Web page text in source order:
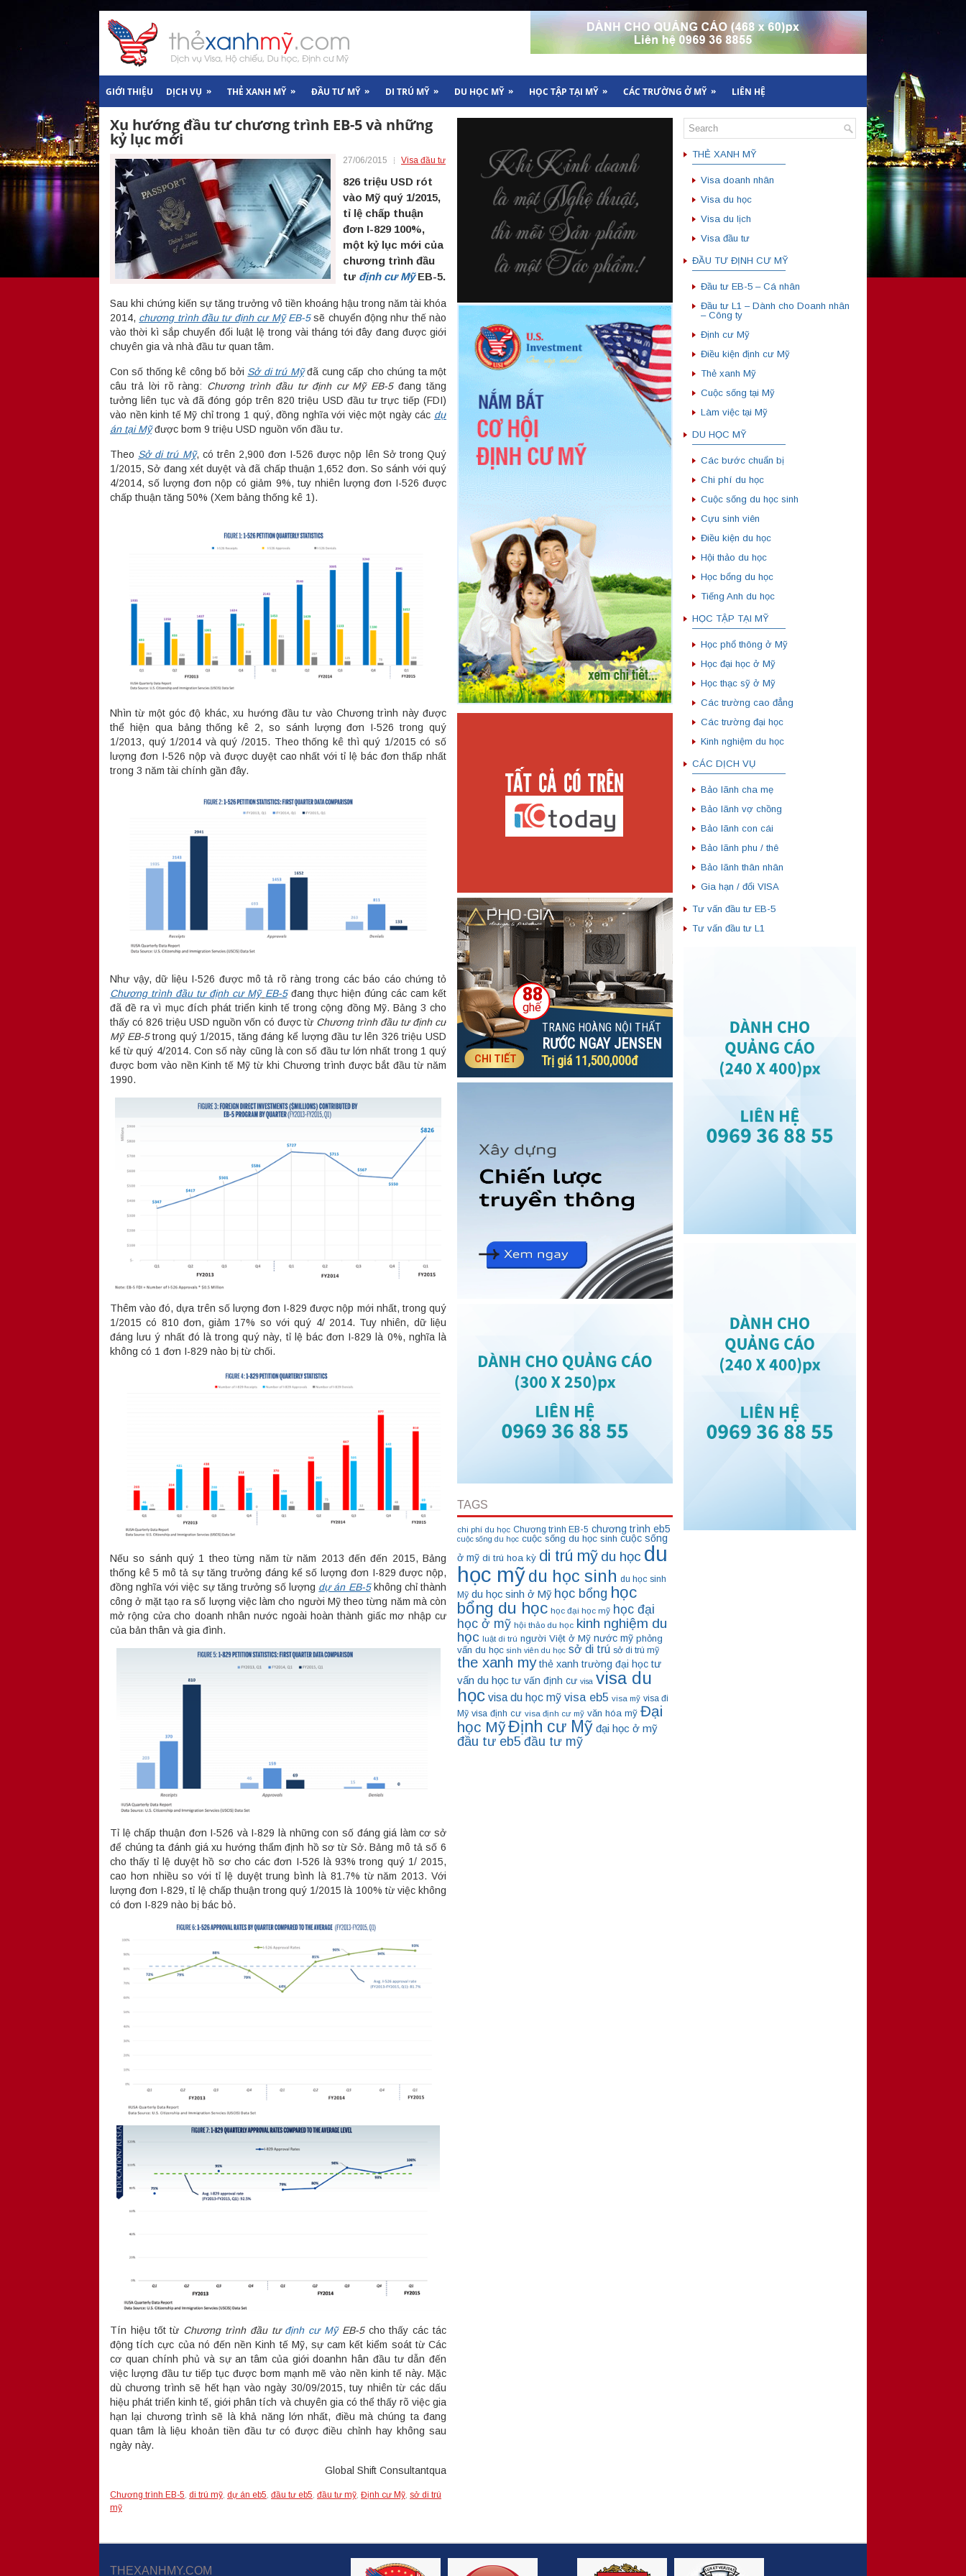
GIỚI THIỆU DỊCH VỤ » THẺ XANH MỸ » ĐẦU TƯ MỸ » DI TRÚ MỸ » DU HỌC MỸ » HỌC TẬP TẠI MỸ » CÁC TRƯỜNG Ở MỸ » LIÊN HỆ
Xu hướng đầu tư chương trình EB-5 và những
kỷ lục mới
27/06/2015 Visa đầu tư
826 triệu USD rót
vào Mỹ quý 1/2015,
tỉ lệ chấp thuận
đơn I-829 100%,
một kỷ lục mới của
chương trình đầu
tư định cư MỹEB-5.
Sau khi chứng kiến sự tăng trưởng vô tiền khoáng hậu trong năm tài khóa
2014, chương trình đầu tư định cư Mỹ EB-5sẽ chuyển động như thế nào
vào thời kì sắp chuyển đổi luật lệ trong vài tháng tới đây đang được giới
chuyên gia và nhà đầu tư quan tâm.
Con số thống kê công bố bởi Sở di trú Mỹđã cung cấp cho chúng ta một
câu trả lời rõ ràng: Chương trình đầu tư định cư Mỹ EB-5đang tăng
tưởng liên tục và đã đóng góp trên 820 triệu USD đầu tư trực tiếp (FDI)
vào nền kinh tế Mỹ chỉ trong 1 quý, đồng nghĩa với việc một ngày các dự
án tại Mỹđược bơm 9 triệu USD nguồn vốn đầu tư.
Theo Sở di trú Mỹ, có trên 2,900 đơn I-526 được nộp lên Sở trong Quý
1/2015, Sở đang xét duyệt và đã chấp thuận 1,652 đơn. So sánh với quý
4/2014, số lượng đơn nộp có giảm 9%, tuy nhiên lượng đơn I-526 được
chấp thuận tăng 50% (Xem bảng thống kê 1).
Nhìn từ một góc độ khác, xu hướng đầu tư vào Chương trình này được
thể hiện qua bảng thống kê 2, so sánh lượng đơn I-526 trong quý
1/2013, quý 1/2014 và quý /2015. Theo thống kê thì quý 1/2015 có số
lượng đơn I-526 nộp và được duyệt cao nhất với tỉ lệ bác đơn thấp nhất
trong 3 năm tài chính gần đây.
Như vậy, dữ liệu I-526 được mô tả rõ ràng trong các báo cáo chứng tỏ
Chương trình đầu tư định cư Mỹ EB-5đang thực hiện đúng các cam kết
đã đề ra vì mục đích phát triển kinh tế trong cộng đồng Mỹ. Bảng 3 cho
thấy có 826 triệu USD nguồn vốn có được từ Chương trình đầu tư định cư
Mỹ EB-5trong quý 1/2015, tăng đáng kể lượng đầu tư lên 326 triệu USD
kể từ quý 4/2014. Con số này cũng là con số đầu tư lớn nhất trong 1 quý
được bơm vào nền Kinh tế Mỹ từ khi Chương trình được bắt đầu từ năm
1990.
Thêm vào đó, dựa trên số lượng đơn I-829 được nộp mới nhất, trong quý
1/2015 có 810 đơn, giảm 17% so với quý 4/ 2014. Tuy nhiên, dữ liệu
đáng lưu ý nhất đó là trong quý này, tỉ lệ bác đơn I-829 là 0%, nghĩa là
không có 1 đơn I-829 nào bị từ chối.
Nếu so sánh quý 1 theo từng năm từ năm 2013 đến đến 2015, Bảng
thống kê 5 mô tả sự tăng trưởng đáng kể số lượng đơn I-829 được nộp,
đồng nghĩa với việc sự tăng trưởng số lượng dự án EB-5không chỉ thành
công ở mặt tạo ra số lượng việc làm cho người Mỹ theo từng năm mà còn
mở rộng cửa cho doanh nhân nước ngoài hoàn thành giấc mơ nhập cư
của bản thân và gia đình.
Tỉ lệ chấp thuận đơn I-526 và I-829 là những con số đáng giá làm cơ sở
để chúng ta đánh giá xu hướng thẩm định hồ sơ từ Sở. Bảng mô tả số 6
cho thấy tỉ lệ duyệt hồ sơ cho các đơn I-526 là 93% trong quý 1/ 2015,
cao hơn nhiều so với tỉ lệ duyệt trung bình là 81.7% từ năm 2013. Với
lượng đơn I-829, tỉ lệ chấp thuận trong quý 1/2015 là 100% từ việc không
có đơn I-829 nào bị bác bỏ.
Tín hiệu tốt từ Chương trình đầu tư định cư MỹEB-5cho thấy các tác
động tích cực của nó đến nền Kinh tế Mỹ, sự cam kết kiểm soát từ Các
cơ quan chính phủ và sự an tâm của giới doanhn hân đầu tư dẫn đến
việc lượng đầu tư tiếp tục được bơm mạnh mẽ vào nền kinh tế này. Mặc
dù chương trình sẽ hết hạn vào ngày 30/09/2015, tuy nhiên từ các dấu
hiệu phát triển kinh tế, giới phân tích và chuyên gia có thể thấy rõ việc gia
hạn lại chương trình sẽ là khả năng lớn nhất, điều mà chúng ta đang
quan tâm là liệu khoản tiền đầu tư có được điều chỉnh hay không sau
ngày này.
Global Shift Consultantqua
Chương trình EB-5, di trú mỹ, dự án eb5, đầu tư eb5, đầu tư mỹ, Định cư Mỹ, sở di trú
mỹ
TAGS
chi phí du học Chương trình EB-5 chương trình eb5
cuộc sống du học cuộc sống du học sinh cuộc sống
ở mỹ di trú hoa kỳ di trú mỹ du học du
học mỹdu học sinh du học sinh
Mỹ du học sinh ở Mỹ học bổng học
bổng du học học đại học mỹ học đại
học ở mỹ hội thảo du học kinh nghiệm du
học luật di trú người Việt ở Mỹ nước mỹ phỏng
vấn du học sinh viên du học sở di trú sở di trú mỹ
the xanh my thẻ xanh trường đại học tư
vấn du học tư vấn định cư visa visa du
học visa du học mỹ visa eb5 visa mỹ visa đi
Mỹ visa định cư visa định cư mỹ văn hóa mỹ Đại
học MỹĐịnh cư Mỹ đại học ở mỹ
đầu tư eb5 đầu tư mỹ
THẺ XANH MỸ
——————————
Visa doanh nhân
Visa du học
Visa du lịch
Visa đầu tư
ĐẦU TƯ ĐỊNH CƯ MỸ
——————————
Đầu tư EB-5 – Cá nhân
Đầu tư L1 – Dành cho Doanh nhân
– Công ty
Định cư Mỹ
Điều kiện định cư Mỹ
Thẻ xanh Mỹ
Cuộc sống tại Mỹ
Làm việc tại Mỹ
DU HỌC MỸ
——————————
Các bước chuẩn bị
Chi phí du học
Cuộc sống du học sinh
Cựu sinh viên
Điều kiện du học
Hội thảo du học
Học bổng du học
Tiếng Anh du học
HỌC TẬP TẠI MỸ
——————————
Học phổ thông ở Mỹ
Học đại học ở Mỹ
Học thạc sỹ ở Mỹ
Các trường cao đẳng
Các trường đại học
Kinh nghiệm du học
CÁC DỊCH VỤ
——————————
Bảo lãnh cha mẹ
Bảo lãnh vợ chồng
Bảo lãnh con cái
Bảo lãnh phu / thê
Bảo lãnh thân nhân
Gia hạn / đổi VISA
Tư vấn đầu tư EB-5
Tư vấn đầu tư L1
THEXANHMY.COM